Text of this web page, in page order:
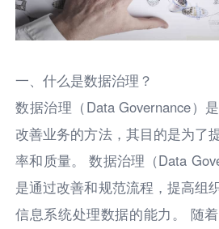
一、什么是数据治理？
数据治理（Data Governance）
改善业务的方法，其目的是为了
率和质量。 数据治理（Data
是通过改善和规范流程，提高组
信息系统处理数据的能力。 随